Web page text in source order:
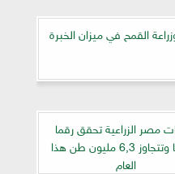
القمح في ميزان الخبرة
مصر الزراعية تحقق رقما
قياسيا وتتجاوز 6,3 مليون طن هذا
العام